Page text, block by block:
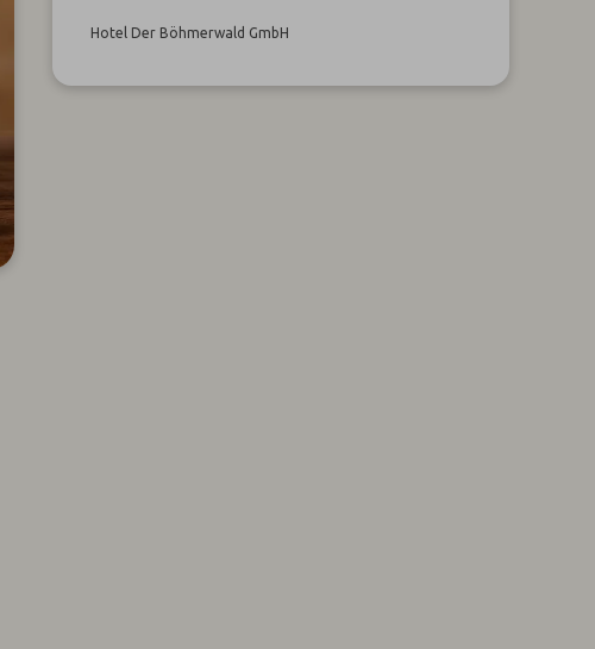
Hotel Der Böhmerwald GmbH